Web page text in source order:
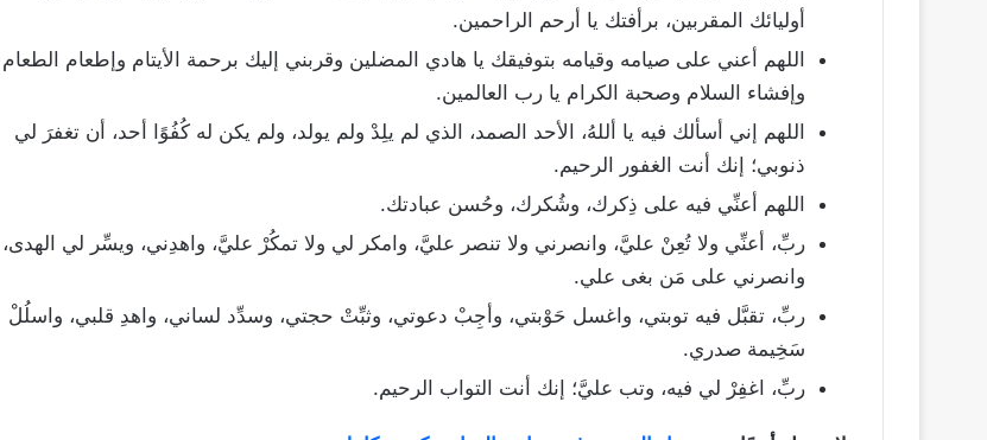
أوليائك المقربين، برأفتك يا أرحم الراحمين.
اللهم أعني على صيامه وقيامه بتوفيقك يا هادي المضلين وقربني إليك برحمة الأيتام وإطعام الطعام
وإفشاء السلام وصحبة الكرام يا رب العالمين.
اللهم إني أسألك فيه يا أللهُ، الأحد الصمد، الذي لم يلِدْ ولم يولد، ولم يكن له كُفُوًا أحد، أن تغفرَ لي
ذنوبي؛ إنك أنت الغفور الرحيم.
اللهم أعنِّي فيه على ذِكرك، وشُكرك، وحُسن عبادتك.
ربِّ، أعنِّي ولا تُعِنْ عليَّ، وانصرني ولا تنصر عليَّ، وامكر لي ولا تمكُرْ عليَّ، واهدِني، ويسِّر لي الهدى،
وانصرني على مَن بغى علي.
ربِّ، تقبَّل فيه توبتي، واغسل حَوْبتي، وأجِبْ دعوتي، وثبِّتْ حجتي، وسدِّد لساني، واهدِ قلبي، واسلُلْ
سَخِيمة صدري.
ربِّ، اغفِرْ لي فيه، وتب عليَّ؛ إنك أنت التواب الرحيم.